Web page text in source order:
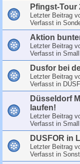
Pfingst-Tour
Letzter Beitrag
Verfasst in
Aktion
Letzter Beitrag
Verfasst in
Dusfor bei
Letzter Beitrag
Verfasst in
Düsseldorf
laufen!
Letzter Beitrag
Verfasst in
DUSFOR in
Letzter Beitrag
Verfasst in